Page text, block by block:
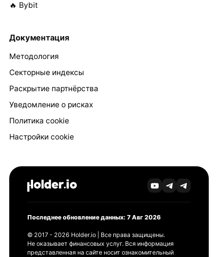
🔥 Bybit
Документация
Методология
Секторные индексы
Раскрытие партнёрства
Уведомление о рисках
Политика cookie
Настройки cookie
Последнее обновление данных: 7 Авг 2026
© 2017 - 2026 Holder.io | Все права защищены.
Не оказывает финансовых услуг. Вся информация
представленная на сайте носит ознакомительный